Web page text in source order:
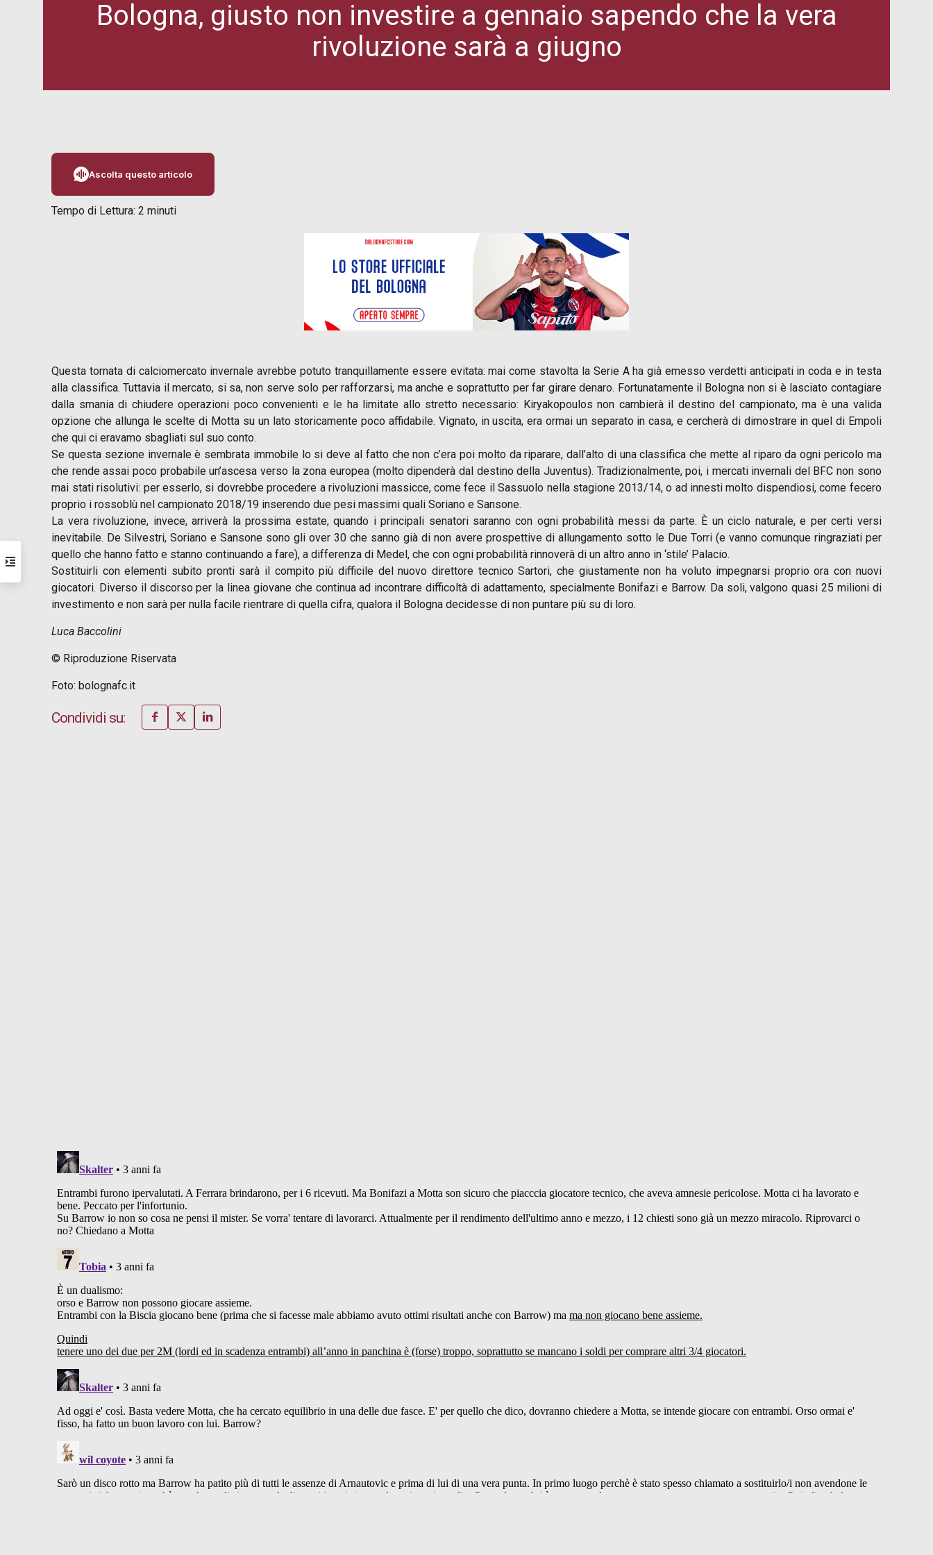
Bologna, giusto non investire a gennaio sapendo che la vera
rivoluzione sarà a giugno
Ascolta questo articolo
Tempo di Lettura:2 minuti
Questa tornata di calciomercato invernale avrebbe potuto tranquillamente essere evitata: mai come stavolta la Serie A ha già emesso verdetti anticipati in coda e in testa
alla classifica. Tuttavia il mercato, si sa, non serve solo per rafforzarsi, ma anche e soprattutto per far girare denaro. Fortunatamente il Bologna non si è lasciato contagiare
dalla smania di chiudere operazioni poco convenienti e le ha limitate allo stretto necessario: Kiryakopoulos non cambierà il destino del campionato, ma è una valida
opzione che allunga le scelte di Motta su un lato storicamente poco affidabile. Vignato, in uscita, era ormai un separato in casa, e cercherà di dimostrare in quel di Empoli
che qui ci eravamo sbagliati sul suo conto.
Se questa sezione invernale è sembrata immobile lo si deve al fatto che non c’era poi molto da riparare, dall’alto di una classifica che mette al riparo da ogni pericolo ma
che rende assai poco probabile un’ascesa verso la zona europea (molto dipenderà dal destino della Juventus). Tradizionalmente, poi, i mercati invernali del BFC non sono
mai stati risolutivi: per esserlo, si dovrebbe procedere a rivoluzioni massicce, come fece il Sassuolo nella stagione 2013/14, o ad innesti molto dispendiosi, come fecero
proprio i rossoblù nel campionato 2018/19 inserendo due pesi massimi quali Soriano e Sansone.
La vera rivoluzione, invece, arriverà la prossima estate, quando i principali senatori saranno con ogni probabilità messi da parte. È un ciclo naturale, e per certi versi
inevitabile. De Silvestri, Soriano e Sansone sono gli over 30 che sanno già di non avere prospettive di allungamento sotto le Due Torri (e vanno comunque ringraziati per
quello che hanno fatto e stanno continuando a fare), a differenza di Medel, che con ogni probabilità rinnoverà di un altro anno in ‘stile’ Palacio.
Sostituirli con elementi subito pronti sarà il compito più difficile del nuovo direttore tecnico Sartori, che giustamente non ha voluto impegnarsi proprio ora con nuovi
giocatori. Diverso il discorso per la linea giovane che continua ad incontrare difficoltà di adattamento, specialmente Bonifazi e Barrow. Da soli, valgono quasi 25 milioni di
investimento e non sarà per nulla facile rientrare di quella cifra, qualora il Bologna decidesse di non puntare più su di loro.
Luca Baccolini
© Riproduzione Riservata
Foto: bolognafc.it
Condividi su: